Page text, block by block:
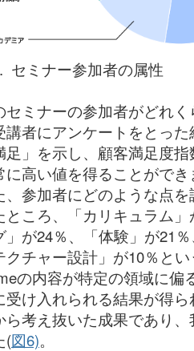
セミナー参加者の属性
セミナーの参加者がどれ
講者にアンケートをとっ
足」を示し、顧客満足度
に高い値を得ることができ
、参加者にどのような点
ところ、「カリキュラム
」が24％、「体験」が21
クチャー設計」が10％と
の内容が特定の領域に偏
受け入れられる結果が得
ら考え抜いた成果であり
(図6)。